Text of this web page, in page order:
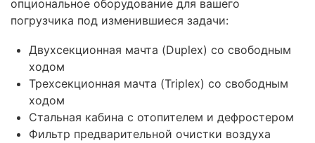
опциональное оборудование для вашего
погрузчика под изменившиеся задачи:
Двухсекционная мачта (Duplex) со свободным
ходом
Трехсекционная мачта (Triplex) со свободным
ходом
Стальная кабина с отопителем и дефростером
Фильтр предварительной очистки воздуха